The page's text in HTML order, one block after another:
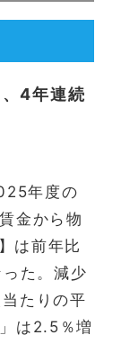
4年連続
年度の
金から物
は前年比
た。減少
たりの平
は2.5％増